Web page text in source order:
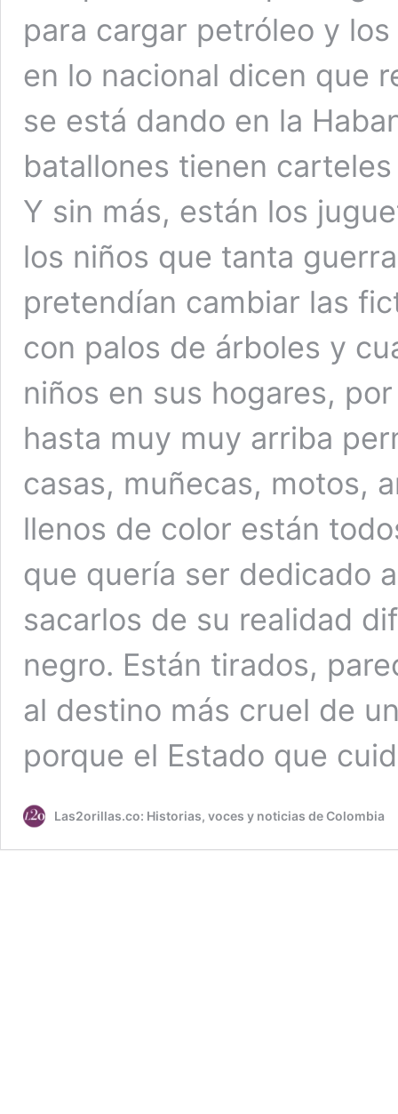
para cargar petróleo y
en lo nacional dicen que
se está dando en la
batallones tienen
Y sin más, están los
los niños que tanta
pretendían cambiar las
con palos de árboles y
niños en sus hogares,
hasta muy muy arriba
casas, muñecas, motos,
llenos de color están
que quería ser dedicado
sacarlos de su realidad
negro. Están tirados,
al destino más cruel de
porque el Estado que
Las2orillas.co: Historias, voces y noticias de Colombia